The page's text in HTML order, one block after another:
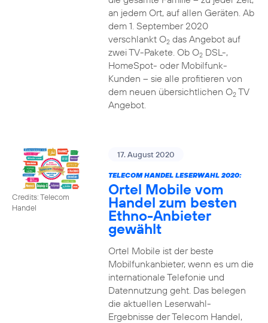
an jedem Ort, auf allen Geräten. Ab
dem 1. September 2020
verschlankt O2das Angebot auf
zwei TV-Pakete. Ob O2DSL-,
HomeSpot- oder Mobilfunk-
Kunden – sie alle profitieren von
dem neuen übersichtlichen O2TV
Angebot.
Credits: Telecom
Handel
17. August 2020
TELECOM HANDEL LESERWAHL 2020:
Ortel Mobile vom
Handel zum besten
Ethno-Anbieter
gewählt
Ortel Mobile ist der beste
Mobilfunkanbieter, wenn es um die
internationale Telefonie und
Datennutzung geht. Das belegen
die aktuellen Leserwahl-
Ergebnisse der Telecom Handel,